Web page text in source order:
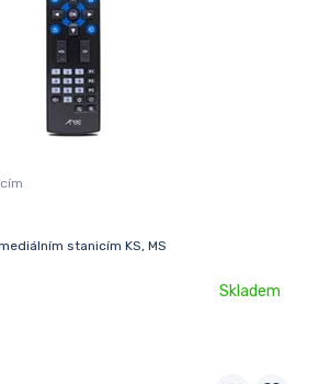
stanicím KS, MS
Skladem